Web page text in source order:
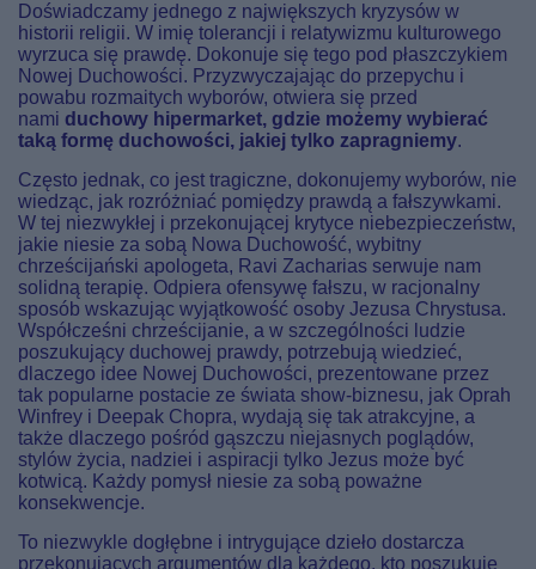
Doświadczamy jednego z największych kryzysów w
historii religii. W imię tolerancji i relatywizmu kulturowego
wyrzuca się prawdę. Dokonuje się tego pod płaszczykiem
Nowej Duchowości. Przyzwyczajając do przepychu i
powabu rozmaitych wyborów, otwiera się przed
nami duchowy hipermarket, gdzie możemy wybierać
taką formę duchowości, jakiej tylko zapragniemy.
Często jednak, co jest tragiczne, dokonujemy wyborów, nie
wiedząc, jak rozróżniać pomiędzy prawdą a fałszywkami.
W tej niezwykłej i przekonującej krytyce niebezpieczeństw,
jakie niesie za sobą Nowa Duchowość, wybitny
chrześcijański apologeta, Ravi Zacharias serwuje nam
solidną terapię. Odpiera ofensywę fałszu, w racjonalny
sposób wskazując wyjątkowość osoby Jezusa Chrystusa.
Współcześni chrześcijanie, a w szczególności ludzie
poszukujący duchowej prawdy, potrzebują wiedzieć,
dlaczego idee Nowej Duchowości, prezentowane przez
tak popularne postacie ze świata show-biznesu, jak Oprah
Winfrey i Deepak Chopra, wydają się tak atrakcyjne, a
także dlaczego pośród gąszczu niejasnych poglądów,
stylów życia, nadziei i aspiracji tylko Jezus może być
kotwicą. Każdy pomysł niesie za sobą poważne
konsekwencje.
To niezwykle dogłębne i intrygujące dzieło dostarcza
przekonujących argumentów dla każdego, kto poszukuje